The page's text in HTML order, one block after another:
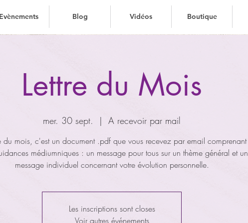
Evènements Blog Vidéos Boutique
Evènements Blog Vidéos Boutique
Evènements Blog Vidéos Boutique
Lettre du Mois
mer. 30 sept.
  |
A recevoir par mail
du mois, c'est un document .pdf que vous recevez par email comprenant
médiumniques : un message pour tous sur un thème général et un
message individuel concernant votre évolution personnelle.
Les inscriptions sont closes
Voir autres événements